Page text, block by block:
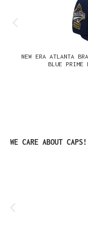
NEW ERA ATLANTA
BLUE
Produktgalerie
WE CARE ABOUT CAPS!